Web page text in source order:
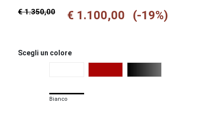
€ 1.350,00 € 1.100,00 (-19%)
Scegli un colore
Bianco